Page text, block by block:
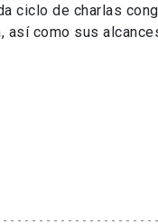
ciclo de charlas
como sus